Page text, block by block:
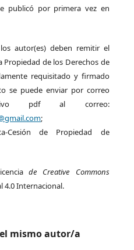
publicó por primera vez en
autor(es) deben remitir el
Propiedad de los Derechos de
requisitado y firmado
se puede enviar por correo
pdf al correo:
;
Cesión de Propiedad de
de Creative Commons
4.0 Internacional.
mismo autor/a